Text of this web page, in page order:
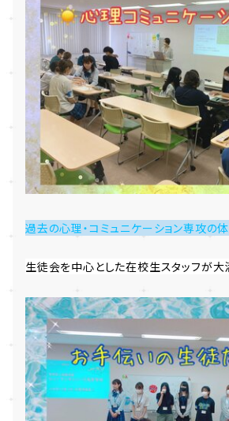
過去の心理・コミュニケーション専攻の
生徒会を中心とした在校生スタッフが大